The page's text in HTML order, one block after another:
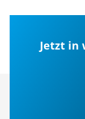
Jetzt in